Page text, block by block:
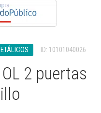
ID: 10101040026
2 puertas